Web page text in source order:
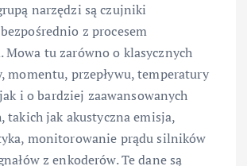
narzędzi są czujniki
z procesem
Mowa tu zarówno o klasycznych
momentu, przepływu, temperatury
i o bardziej zaawansowanych
takich jak akustyczna emisja,
monitorowanie prądu silników
z enkoderów. Te dane są